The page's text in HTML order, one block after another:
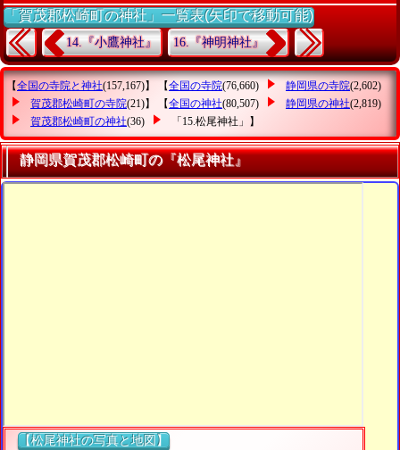
「賀茂郡松崎町の神社」一覧表(矢印で移動可能)
14.『小鷹神社』 16.『神明神社』
【全国の寺院と神社(157,167)】 【全国の寺院(76,660) 静岡県の寺院(2,602)
賀茂郡松崎町の寺院(21)】 【全国の神社(80,507) 静岡県の神社(2,819)
賀茂郡松崎町の神社(36) 「15.松尾神社」 】
静岡県賀茂郡松崎町の『松尾神社』
【松尾神社の写真と地図】